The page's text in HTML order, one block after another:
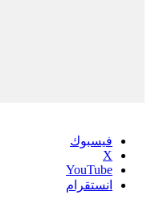
فيسبوك
‫X
‫YouTube
انستقرام